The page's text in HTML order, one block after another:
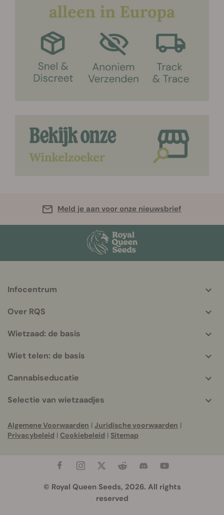
Meld je aan voor onze nieuwsbrief
info
Infocentrum
Over RQS
Wietzaad: de basis
Wiet telen: de basis
Cannabiseducatie
Selectie van wietzaadjes
Algemene Voorwaarden | Juridische voorwaarden |
Privacybeleid | Cookiebeleid | Sitemap
© Royal Queen Seeds, 2026. All rights
reserved